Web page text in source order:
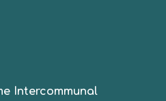
Intercommunal